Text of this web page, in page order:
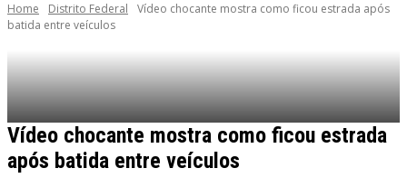
Home Distrito Federal
Vídeo chocante mostra como ficou estrada após
batida entre veículos
Vídeo chocante mostra como ficou estrada
após batida entre veículos